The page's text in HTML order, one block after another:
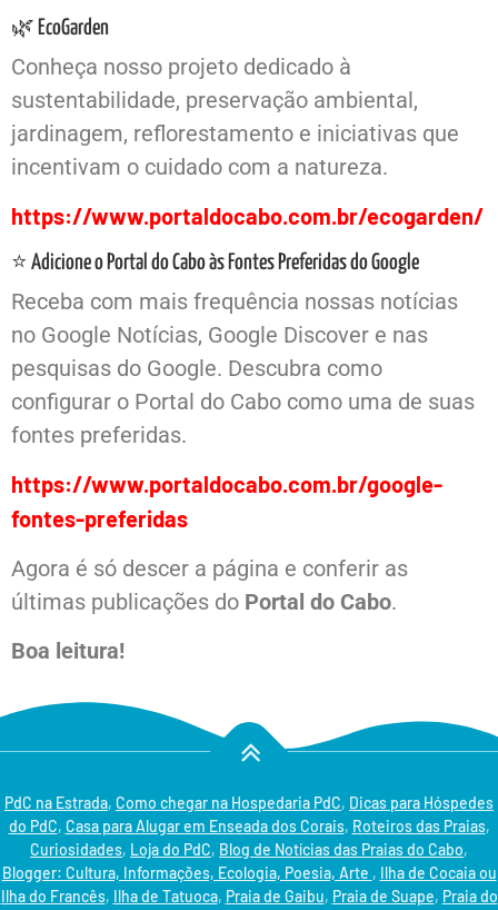
🌿 EcoGarden
Conheça nosso projeto dedicado à
sustentabilidade, preservação ambiental,
jardinagem, reflorestamento e iniciativas que
incentivam o cuidado com a natureza.
https://www.portaldocabo.com.br/ecogarden/
⭐ Adicione o Portal do Cabo às Fontes Preferidas do Google
Receba com mais frequência nossas notícias
no Google Notícias, Google Discover e nas
pesquisas do Google. Descubra como
configurar o Portal do Cabo como uma de suas
fontes preferidas.
https://www.portaldocabo.com.br/google-
fontes-preferidas
Agora é só descer a página e conferir as
últimas publicações do Portal do Cabo.
Boa leitura!
PdC na Estrada, Como chegar na Hospedaria PdC, Dicas para Hóspedes
do PdC, Casa para Alugar em Enseada dos Corais, Roteiros das Praias,
Curiosidades, Loja do PdC, Blog de Notícias das Praias do Cabo,
Blogger: Cultura, Informações, Ecologia, Poesia, Arte , Ilha de Cocaia ou
Ilha do Francês, Ilha de Tatuoca, Praia de Gaibu, Praia de Suape, Praia do